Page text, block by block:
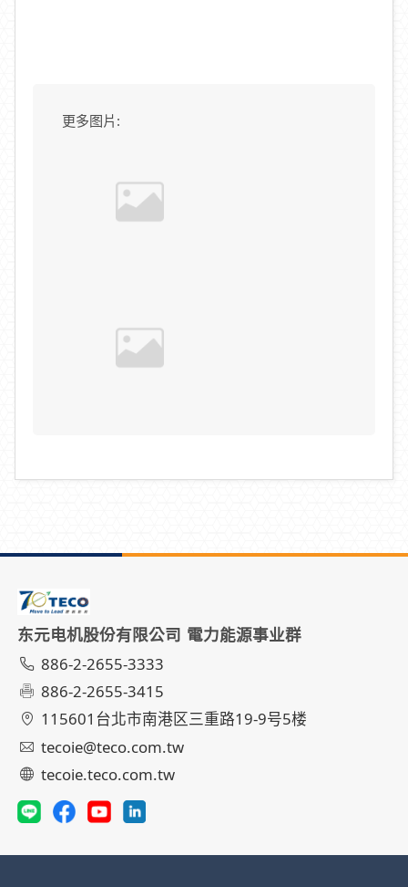
更多图片:
东元电机股份有限公司 電力能源事业群
886-2-2655-3333
886-2-2655-3415
115601台北市南港区三重路19-9号5楼
tecoie@teco.com.tw
tecoie.teco.com.tw